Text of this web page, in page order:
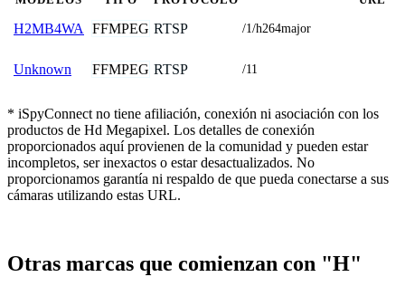
H2MB4WA FFMPEG RTSP /1/h264major
Unknown FFMPEG RTSP /11
* iSpyConnect no tiene afiliación, conexión ni asociación con los
productos de Hd Megapixel. Los detalles de conexión
proporcionados aquí provienen de la comunidad y pueden estar
incompletos, ser inexactos o estar desactualizados. No
proporcionamos garantía ni respaldo de que pueda conectarse a sus
cámaras utilizando estas URL.
Otras marcas que comienzan con "H"